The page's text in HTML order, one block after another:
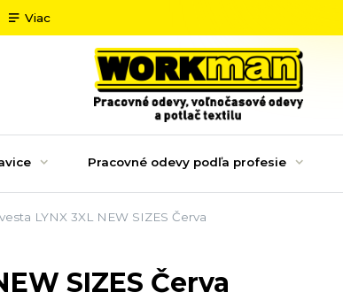
Viac
Pracovné odevy podľa profesie
LYNX 3XL NEW SIZES Červa
SIZES Červa